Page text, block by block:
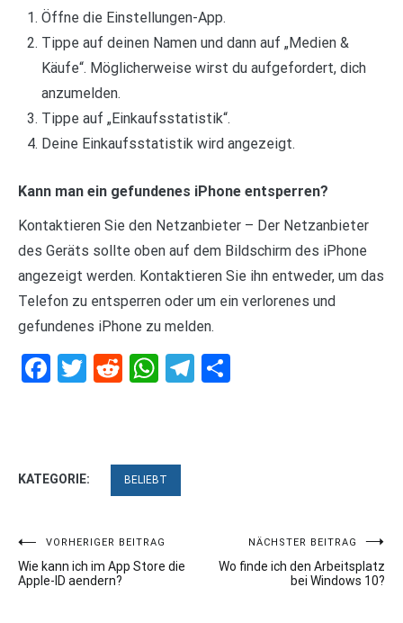
Öffne die Einstellungen-App.
Tippe auf deinen Namen und dann auf „Medien &
Käufe“. Möglicherweise wirst du aufgefordert, dich
anzumelden.
Tippe auf „Einkaufsstatistik“.
Deine Einkaufsstatistik wird angezeigt.
Kann man ein gefundenes iPhone entsperren?
Kontaktieren Sie den Netzanbieter – Der Netzanbieter
des Geräts sollte oben auf dem Bildschirm des iPhone
angezeigt werden. Kontaktieren Sie ihn entweder, um das
Telefon zu entsperren oder um ein verlorenes und
gefundenes iPhone zu melden.
Facebook
Twitter
RedditWhatsApp
Telegram
KATEGORIE: BELIEBT
Beitragsnavigation
VORHERIGER BEITRAG
Wie kann ich im App Store die
Apple-ID aendern?
NÄCHSTER BEITRAG
Wo finde ich den Arbeitsplatz
bei Windows 10?